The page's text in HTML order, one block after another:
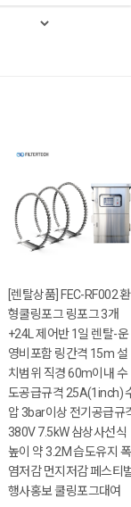
[렌탈상품] FEC-RF002 환
형쿨링포그 링포그 3개
+24L 제어반 1일 렌탈-운
영비포함 링간격 15m 설
치범위 직경 60m이내 수
도공급규격 25A(1inch)
압 3bar이상 전기공급규
380V 7.5kW 삼상사선식
높이 약 3.2M 습도유지 폭
염저감 먼지저감 페스티
행사홍보 쿨링포그대여